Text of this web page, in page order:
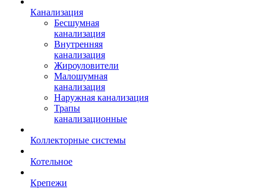
Канализация
Бесшумная
канализация
Внутренняя
канализация
Жироуловители
Малошумная
канализация
Наружная канализация
Трапы
канализационные
Коллекторные системы
Котельное
Крепежи